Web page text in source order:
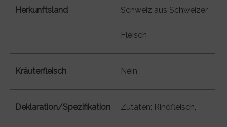
Herkunftsland Schweiz aus Schweizer
Fleisch
Kräuterfleisch Nein
Deklaration/Spezifikation Zutaten: Rindfleisch,